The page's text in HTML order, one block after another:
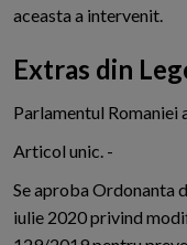
aceasta a intervenit.
Extras din
Parlamentul Romaniei
Articol unic. -
Se aproba Ordonanta
iulie 2020 privind